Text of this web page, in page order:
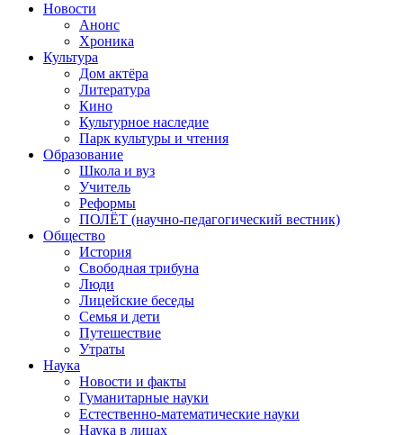
Новости
Анонс
Хроника
Культура
Дом актёра
Литература
Кино
Культурное наследие
Парк культуры и чтения
Образование
Школа и вуз
Учитель
Реформы
ПОЛЁТ (научно-педагогический вестник)
Общество
История
Свободная трибуна
Люди
Лицейские беседы
Семья и дети
Путешествие
Утраты
Наука
Новости и факты
Гуманитарные науки
Естественно-математические науки
Наука в лицах